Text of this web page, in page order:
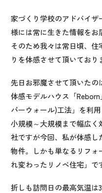
家づくり学校のアドバイ
様には常に生きた情報をお
そのため我々は常日頃、住
りを体感させて頂いており
先日お邪魔させて頂いた
体感モデルハウス「
パーウォール)工法」を利
小規模～大規模まで幅広
社ですが今回、私が体感し
物件。しかも単なるリフォ
れ変わったリノベ住宅」で
折しも訪問日の最高気温